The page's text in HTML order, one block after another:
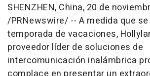
SHENZHEN, China, 20 de
/PRNewswire/ -- A medida que
temporada de vacaciones,
proveedor líder de soluciones de
intercomunicación inalámbrica